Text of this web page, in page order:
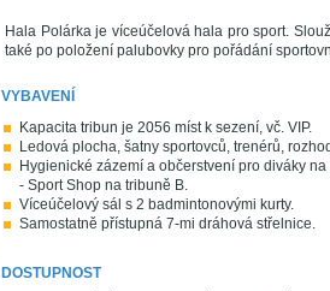
Hala Polárka je víceúčelová hala pro sport.
také po položení palubovky pro pořádání
VYBAVENÍ
Kapacita tribun je 2056 míst k sezení, vč. VIP.
Ledová plocha, šatny sportovců, trenérů,
Hygienické zázemí a občerstvení pro diváky
- Sport Shop na tribuně B.
Víceúčelový sál s 2 badmintonovými kurty.
Samostatně přístupná 7-mi dráhová střelnice.
DOSTUPNOST